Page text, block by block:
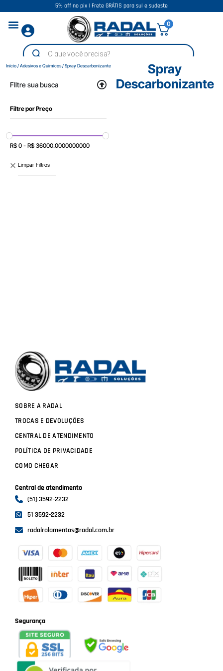
5% off no pix | Frete GRÁTIS para sul e sudeste
0
Início/Adesivos e Quimicos/ Spray Descarbonizante
FIltre sua busca
Filtre por Preço
R$ 0 - R$ 36000.0000000000
Spray
Descarbonizante
SOBRE A RADAL
TROCAS E DEVOLUÇÕES
CENTRAL DE ATENDIMENTO
POLÍTICA DE PRIVACIDADE
COMO CHEGAR
Central de atendimento
(51) 3592-2232
51 3592-2232
radalrolamentos@radal.com.br
Formas de pagamento
Segurança